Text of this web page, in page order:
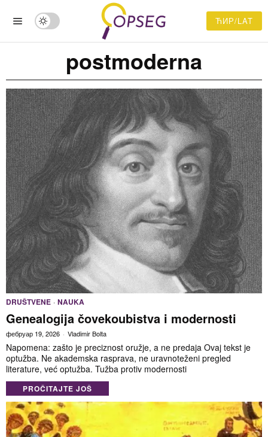
ЋИР/LAT
postmoderna
DRUŠTVENE · NAUKA
Genealogija čovekoubistva i modernosti
фебруар 19, 2026 Vladimir Bolta
Napomena: zašto je preciznost oružje, a ne predaja Ovaj tekst je
optužba. Ne akademska rasprava, ne uravnoteženi pregled
literature, već optužba. Tužba protiv modernosti
PROČITAJTE JOŠ